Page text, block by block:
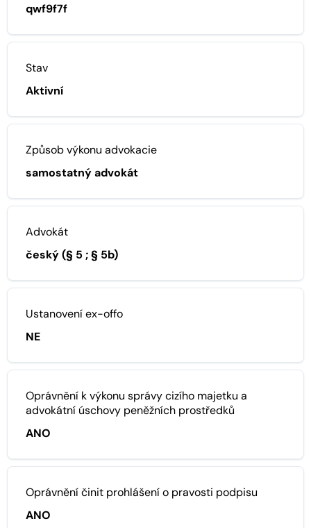
qwf9f7f
Stav
Aktivní
Způsob výkonu advokacie
samostatný advokát
Advokát
český (§ 5 ; § 5b)
Ustanovení ex-offo
NE
Oprávnění k výkonu správy cizího majetku a
advokátní úschovy peněžních prostředků
ANO
Oprávnění činit prohlášení o pravosti podpisu
ANO